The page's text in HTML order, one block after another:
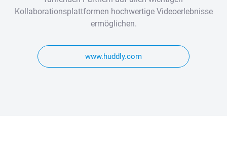
Kollaborationsplattformen hochwertige Videoerlebnisse
ermöglichen.
www.huddly.com